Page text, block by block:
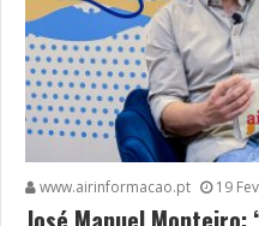
www.airinformacao.pt 19